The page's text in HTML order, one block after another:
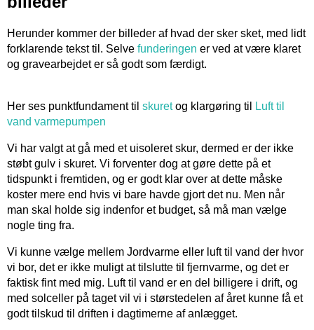
Herunder kommer der billeder af hvad der sker sket, med lidt
forklarende tekst til. Selve funderingen er ved at være klaret
og gravearbejdet er så godt som færdigt.
Her ses punktfundament til skuretog klargøring til
Luft til
vand varmepumpen
Vi har valgt at gå med et uisoleret skur, dermed er der ikke
støbt gulv i skuret. Vi forventer dog at gøre dette på et
tidspunkt i fremtiden, og er godt klar over at dette måske
koster mere end hvis vi bare havde gjort det nu. Men når
man skal holde sig indenfor et budget, så må man vælge
nogle ting fra.
Vi kunne vælge mellem Jordvarme eller luft til vand der hvor
vi bor, det er ikke muligt at tilslutte til fjernvarme, og det er
faktisk fint med mig. Luft til vand er en del billigere i drift, og
med solceller på taget vil vi i størstedelen af året kunne få et
godt tilskud til driften i dagtimerne af anlægget.